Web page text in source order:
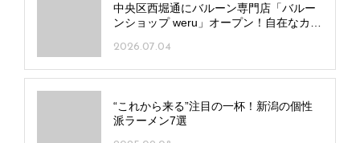
中央区西堀通にバルーン専門店「バルー
ンショップ weru」オープン！自在なカス
2026.07.04
“これから来る”注目の一杯！新潟の個性
派ラーメン7選